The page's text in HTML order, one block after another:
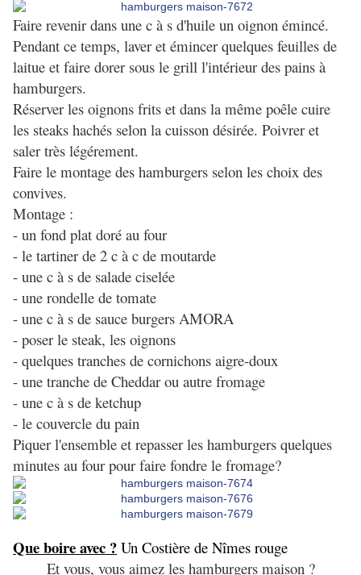
Faire revenir dans une c à s d'huile un oignon émincé.
Pendant ce temps, laver et émincer quelques feuilles de
laitue et faire dorer sous le grill l'intérieur des pains à
hamburgers.
Réserver les oignons frits et dans la même poêle cuire
les steaks hachés selon la cuisson désirée. Poivrer et
saler très légérement.
Faire le montage des hamburgers selon les choix des
convives.
Montage :
- un fond plat doré au four
- le tartiner de 2 c à c de moutarde
- une c à s de salade ciselée
- une rondelle de tomate
- une c à s de sauce burgers AMORA
- poser le steak, les oignons
- quelques tranches de cornichons aigre-doux
- une tranche de Cheddar ou autre fromage
- une c à s de ketchup
- le couvercle du pain
Piquer l'ensemble et repasser les hamburgers quelques
minutes au four pour faire fondre le fromage?
Que boire avec ? Un Costière de Nîmes rouge
Et vous, vous aimez les hamburgers maison ?